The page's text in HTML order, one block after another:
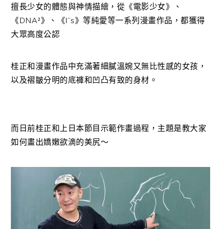
擅長少女的體態與神情描繪，從《電影少女》、
《DNA²》、《I”s》等純愛等一系列漫畫作品，都獲得
大眾高度公認
桂正和漫畫作品中充滿著細膩溫婉又無比性感的女孩，
以及褶皺分明的底褲和凹凸有致的身材。
而日前桂正和上日本節目示範作畫過程，主題是教大家
如何畫出嬌嫩欲滴的美尻～